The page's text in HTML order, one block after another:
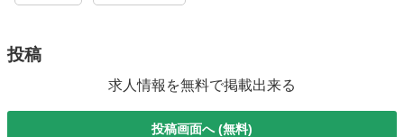
投稿
求人情報を無料で掲載出来る
投稿画面へ (無料)